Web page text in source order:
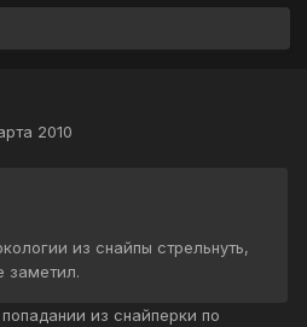
2010
из снайпы стрельнуть,
заметил.
из снайперки по